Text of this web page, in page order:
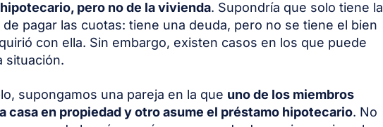
pero no de la vivienda. Supondría que solo tiene la
de pagar las cuotas: tiene una deuda, pero no se tiene el bien
con ella. Sin embargo, existen casos en los que puede
situación.
supongamos una pareja en la que uno de los miembros
casa en propiedad y otro asume el préstamo hipotecario. No